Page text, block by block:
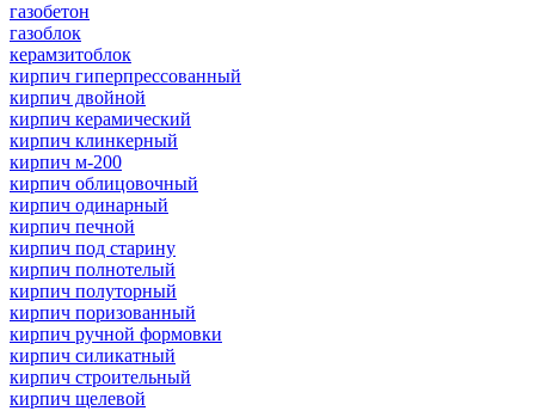
газобетон
газоблок
керамзитоблок
кирпич гиперпрессованный
кирпич двойной
кирпич керамический
кирпич клинкерный
кирпич м-200
кирпич облицовочный
кирпич одинарный
кирпич печной
кирпич под старину
кирпич полнотелый
кирпич полуторный
кирпич поризованный
кирпич ручной формовки
кирпич силикатный
кирпич строительный
кирпич щелевой